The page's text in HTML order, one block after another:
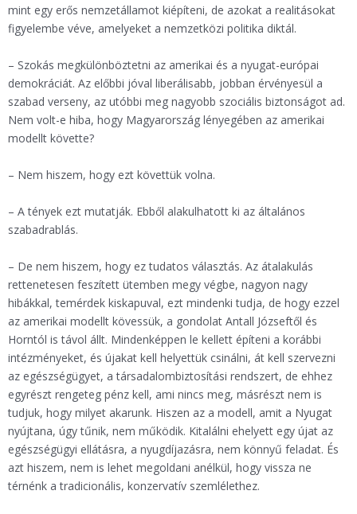
mint egy erős nemzetállamot kiépíteni, de azokat a realitásokat
figyelembe véve, amelyeket a nemzetközi politika diktál.
– Szokás megkülönböztetni az amerikai és a nyugat-európai
demokráciát. Az előbbi jóval liberálisabb, jobban érvényesül a
szabad verseny, az utóbbi meg nagyobb szociális biztonságot ad.
Nem volt-e hiba, hogy Magyarország lényegében az amerikai
modellt követte?
– Nem hiszem, hogy ezt követtük volna.
– A tények ezt mutatják. Ebből alakulhatott ki az általános
szabadrablás.
– De nem hiszem, hogy ez tudatos választás. Az átalakulás
rettenetesen feszített ütemben megy végbe, nagyon nagy
hibákkal, temérdek kiskapuval, ezt mindenki tudja, de hogy ezzel
az amerikai modellt kövessük, a gondolat Antall Józseftől és
Horntól is távol állt. Mindenképpen le kellett építeni a korábbi
intézményeket, és újakat kell helyettük csinálni, át kell szervezni
az egészségügyet, a társadalombiztosítási rendszert, de ehhez
egyrészt rengeteg pénz kell, ami nincs meg, másrészt nem is
tudjuk, hogy milyet akarunk. Hiszen az a modell, amit a Nyugat
nyújtana, úgy tűnik, nem működik. Kitalálni ehelyett egy újat az
egészségügyi ellátásra, a nyugdíjazásra, nem könnyű feladat. És
azt hiszem, nem is lehet megoldani anélkül, hogy vissza ne
térnénk a tradicionális, konzervatív szemlélethez.